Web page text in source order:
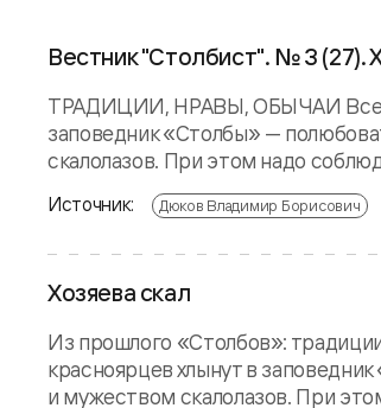
Вестник "Столбист". № 3 (27).
ТРАДИЦИИ, НРАВЫ, ОБЫЧАИ Все
заповедник «Столбы» —
скалолазов. При этом надо
Источник: Дюков Владимир Борисович
Хозяева скал
Из прошлого «Столбов»:
красноярцев хлынут в
и мужеством скалолазов. При